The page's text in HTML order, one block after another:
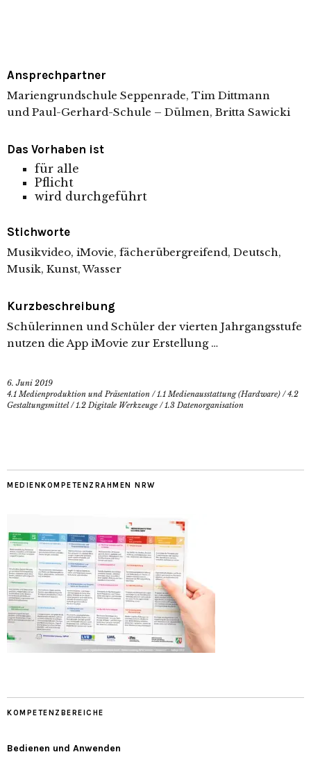
Ansprechpartner
Mariengrundschule Seppenrade, Tim Dittmann
und Paul-Gerhard-Schule – Dülmen, Britta Sawicki
Das Vorhaben ist
für alle
Pflicht
wird durchgeführt
Stichworte
Musikvideo, iMovie, fächerübergreifend, Deutsch,
Musik, Kunst, Wasser
Kurzbeschreibung
Schülerinnen und Schüler der vierten Jahrgangsstufe
nutzen die App iMovie zur Erstellung …
6. Juni 2019
4.1 Medienproduktion und Präsentation /1.1 Medienausstattung (Hardware) /4.2
Gestaltungsmittel/1.2 Digitale Werkzeuge /1.3 Datenorganisation
MEDIENKOMPETENZRAHMEN NRW
KOMPETENZBEREICHE
Bedienen und Anwenden